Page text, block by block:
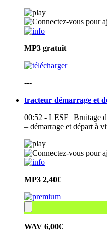
MP3 gratuit
---
tracteur démarrage et
00:52 - LESF | Bruitage
– démarrage et départ à
MP3 2,40€
WAV 6,00€